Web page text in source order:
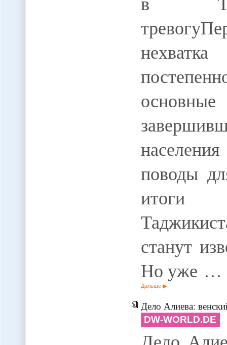
поводы
итоги
станут
Но уже …
Дальше
Дело Алиева: венский
DW-WORLD.DE